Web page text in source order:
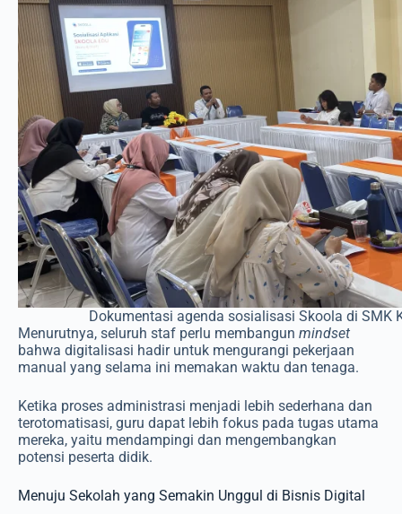
Dokumentasi agenda sosialisasi Skoola di SMK
Menurutnya, seluruh staf perlu membangun mindset
bahwa digitalisasi hadir untuk mengurangi pekerjaan
manual yang selama ini memakan waktu dan tenaga.
Ketika proses administrasi menjadi lebih sederhana dan
terotomatisasi, guru dapat lebih fokus pada tugas utama
mereka, yaitu mendampingi dan mengembangkan
potensi peserta didik.
Menuju Sekolah yang Semakin Unggul di Bisnis Digital